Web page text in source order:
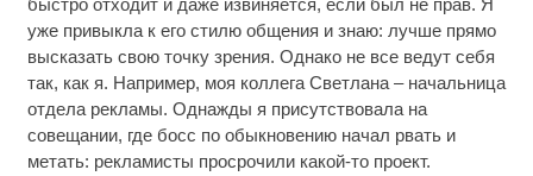
быстро отходит и даже извиняется, если был не прав. Я
уже привыкла к его стилю общения и знаю: лучше прямо
высказать свою точку зрения. Однако не все ведут себя
так, как я. Например, моя коллега Светлана – начальница
отдела рекламы. Однажды я присутствовала на
совещании, где босс по обыкновению начал рвать и
метать: рекламисты просрочили какой-то проект.